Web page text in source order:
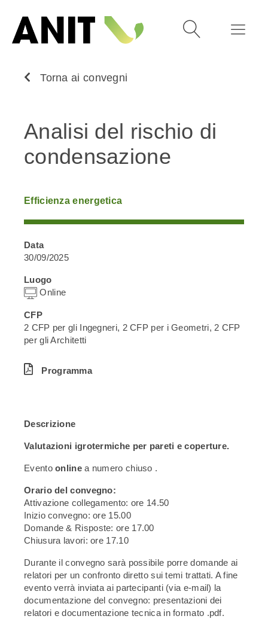
Torna ai convegni
Analisi del rischio di
condensazione
Efficienza energetica
Data
30/09/2025
Luogo
Online
CFP
2 CFP per gli Ingegneri, 2 CFP per i Geometri, 2 CFP
per gli Architetti
Programma
Descrizione
Valutazioni igrotermiche per pareti e coperture.
Eventoonlinea numero chiuso .
Orario del convegno:
Attivazione collegamento: ore 14.50
Inizio convegno: ore 15.00
Domande & Risposte: ore 17.00
Chiusura lavori: ore 17.10
Durante il convegno sarà possibile porre domande ai
relatori per un confronto diretto sui temi trattati. A fine
evento verrà inviata ai partecipanti (via e-mail) la
documentazione del convegno: presentazioni dei
relatori e documentazione tecnica in formato .pdf.